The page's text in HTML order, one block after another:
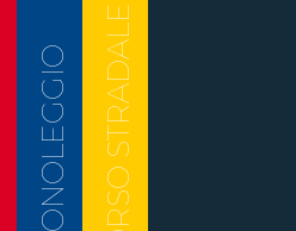
AUTONOLEGGIO